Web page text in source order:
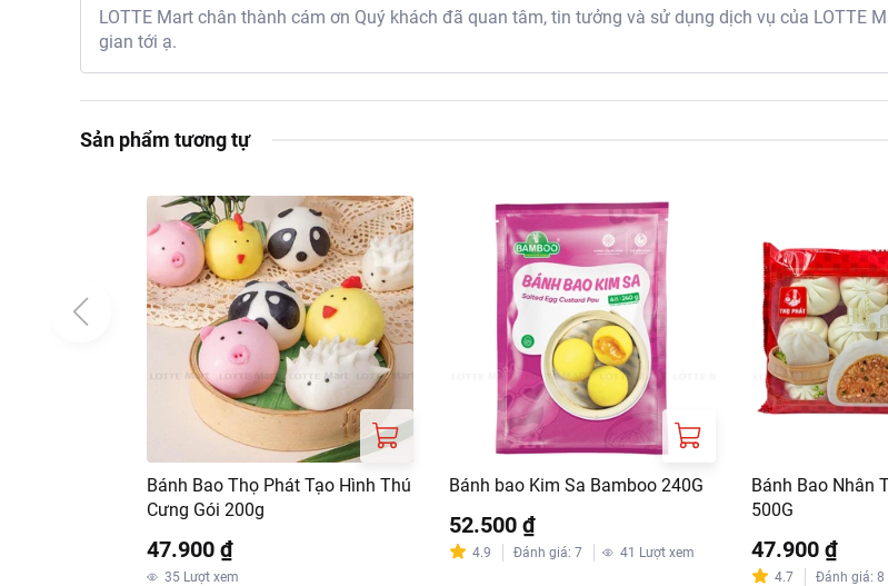
Chiên: Cho dầu vào chảo, để dầu sôi, cho sản phẩm vào chảo chiên
LOTTE Mart chân thành cám ơn Quý khách đã quan tâm, tin tưởng và sử dụng dịch vụ của LOTTE
gian tới ạ.
Sản phẩm tương tự
Bánh Bao Thọ Phát Tạo Hình Thú
Cưng Gói 200g
47.900 ₫
35 Lượt xem
Bánh bao Kim Sa Bamboo 240G
52.500 ₫
4.9 Đánh giá: 7 41 Lượt xem
Bánh Bao Nhân
500G
47.900 ₫
4.7 Đánh giá: 8